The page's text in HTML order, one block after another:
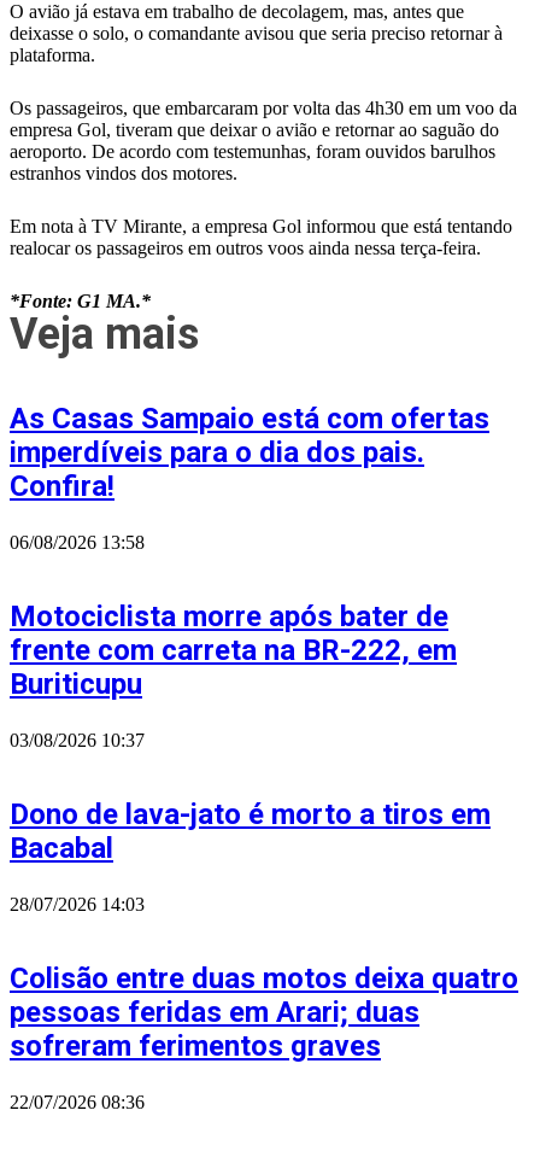
O avião já estava em trabalho de decolagem, mas, antes que
deixasse o solo, o comandante avisou que seria preciso retornar à
plataforma.
Os passageiros, que embarcaram por volta das 4h30 em um voo da
empresa Gol, tiveram que deixar o avião e retornar ao saguão do
aeroporto. De acordo com testemunhas, foram ouvidos barulhos
estranhos vindos dos motores.
Em nota à TV Mirante, a empresa Gol informou que está tentando
realocar os passageiros em outros voos ainda nessa terça-feira.
*Fonte: G1 MA.*
Veja mais
As Casas Sampaio está com ofertas
imperdíveis para o dia dos pais.
Confira!
06/08/2026 13:58
Motociclista morre após bater de
frente com carreta na BR-222, em
Buriticupu
03/08/2026 10:37
Dono de lava-jato é morto a tiros em
Bacabal
28/07/2026 14:03
Colisão entre duas motos deixa quatro
pessoas feridas em Arari; duas
sofreram ferimentos graves
22/07/2026 08:36